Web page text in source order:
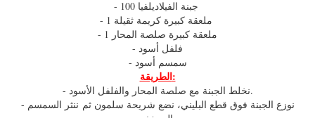
- 1 ملعقة كبيرة صلصة المحار
- فلفل أسود
- سمسم أسود
الطريقة:
- نخلط الجبنة مع صلصة المحار والفلفل الأسود.
- نوزع الجبنة فوق قطع البليني، نضع شريحة سلمون ثم ننثر السمسم